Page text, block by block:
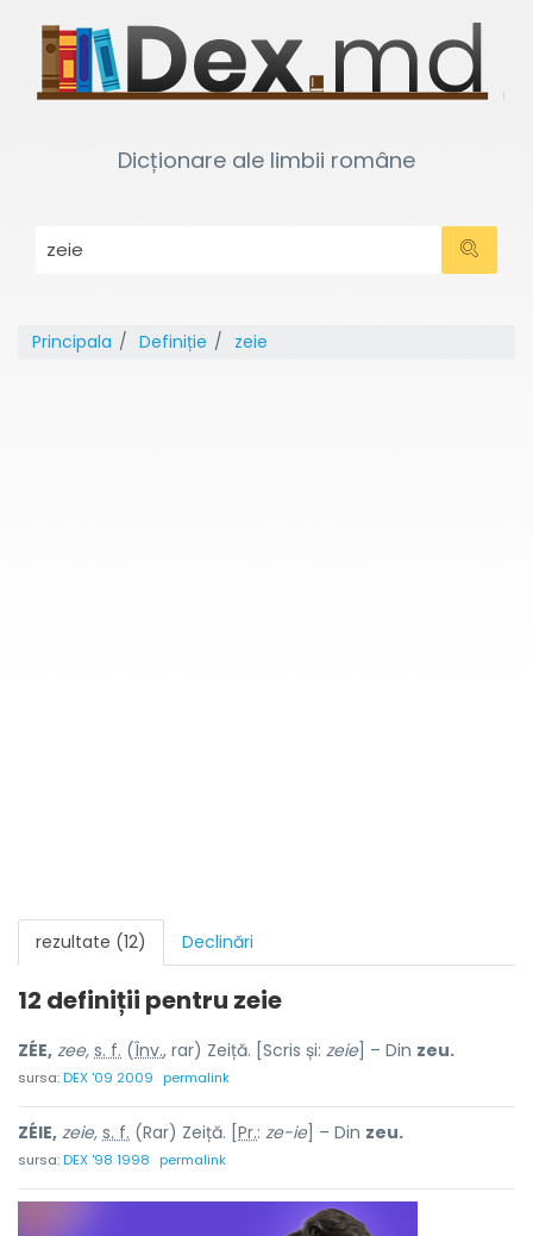
Dicționare ale limbii române
Principala Definiție zeie
rezultate (12) Declinări
12 definiții pentru zeie
ZÉE, zee, s. f. (Înv., rar) Zeiță. [Scris și: zeie] – Din zeu.
sursa:DEX '09 2009 permalink
ZÉIE, zeie, s. f. (Rar) Zeiță. [ Pr.: ze-ie] – Din zeu.
sursa:DEX '98 1998 permalink